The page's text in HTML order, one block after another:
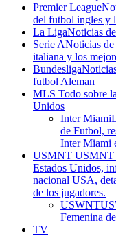
Premier League
del futbol ingles y
La LigaNoticias
Serie ANoticias
italiana y los
Bundesliga
futbol Aleman
MLS Todo sobre
Unidos
Inter Miami
de Futbol,
Inter Miami
USMNT USMNT
Estados Unidos,
nacional USA,
de los jugadores.
USWNT
Femenina
TV